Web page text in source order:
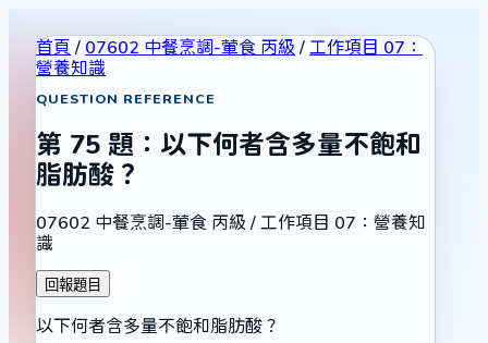
首頁 / 07602 中餐烹調-葷食 丙級 / 工作項目 07：
營養知識
QUESTION REFERENCE
第 75 題： 以下何者含多量不飽和
脂肪酸？
07602 中餐烹調-葷食 丙級 / 工作項目 07：營養知
識
回報題目
以下何者含多量不飽和脂肪酸？